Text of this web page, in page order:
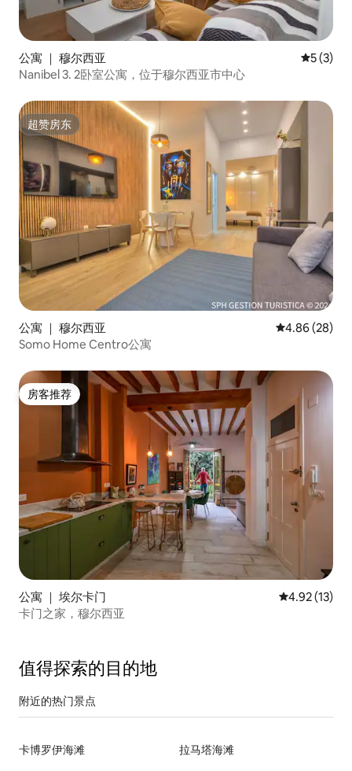
公寓 ｜ 穆尔西亚 平均评分
5 (3)
Nanibel 3. 2卧室公寓，位于穆尔西亚市中心
超赞房东
超赞房东
公寓 ｜ 穆尔西亚 平均评分 4.86
4.86 (28)
Somo Home Centro公寓
房客推荐
房客推荐
公寓 ｜ 埃尔卡门 平均评分
4.92 (13)
卡门之家，穆尔西亚
值得探索的目的地
附近的热门景点
卡博罗伊海滩 拉马塔海滩